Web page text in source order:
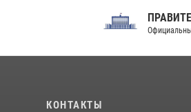
ПРАВИТЕЛЬСТВО РФ
Официальный сайт
КОНТАКТЫ